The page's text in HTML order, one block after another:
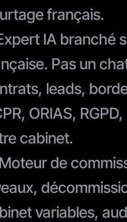
français.
IA branché
Pas un
leads,
ORIAS,
cabinet.
de
variables,